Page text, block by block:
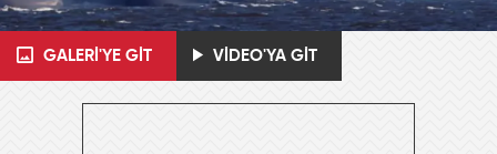
GALERİ'YE GİT VİDEO'YA GİT